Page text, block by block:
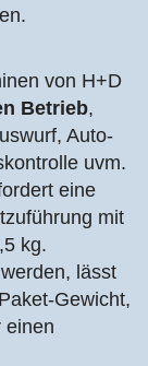
von H+D
Betrieb,
Auto-
uvm.
eine
mit
kg.
lässt
Gewicht,
einen